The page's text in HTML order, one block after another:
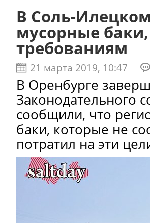
В Соль-
мусорные
требованиям
21 марта 2019, 10:47
В Оренбурге
Законодательного
сообщили, что
баки, которые не
потратил на эти